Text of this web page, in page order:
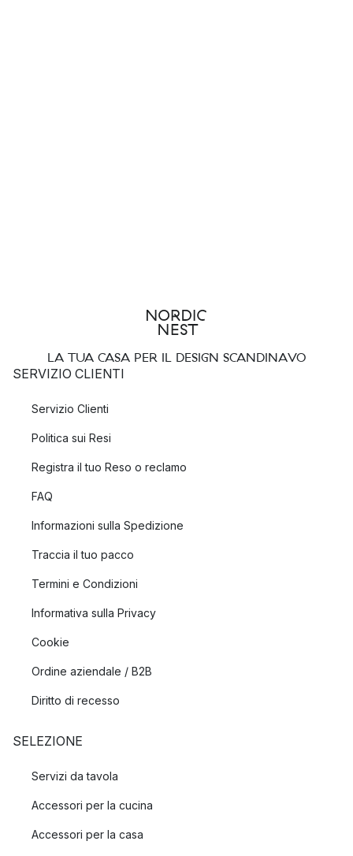
LA TUA CASA PER IL DESIGN SCANDINAVO
SERVIZIO CLIENTI
Servizio Clienti
Politica sui Resi
Registra il tuo Reso o reclamo
FAQ
Informazioni sulla Spedizione
Traccia il tuo pacco
Termini e Condizioni
Informativa sulla Privacy
Cookie
Ordine aziendale / B2B
Diritto di recesso
SELEZIONE
Servizi da tavola
Accessori per la cucina
Accessori per la casa